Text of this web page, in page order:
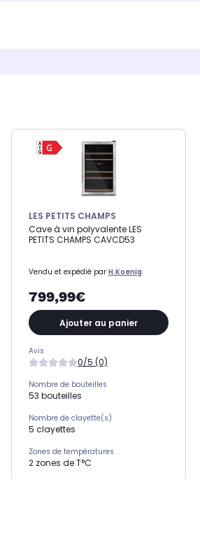
LES PETITS CHAMPS
Cave à vin polyvalente LES
PETITS CHAMPS CAVCD53
Vendu et expédié par H.Koenig
799,99€
Ajouter au panier
Avis
0/5 (0)
Nombre de bouteilles
53 bouteilles
Nombre de clayette(s)
5 clayettes
Zones de températures
2 zones de T°C